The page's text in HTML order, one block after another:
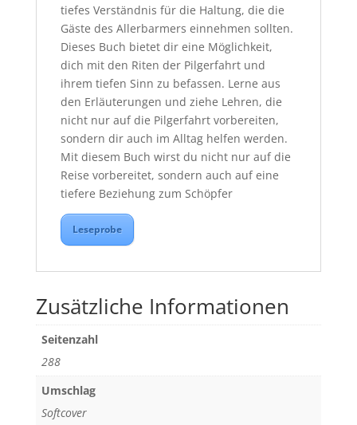
tiefes Verständnis für die Haltung, die die
Gäste des Allerbarmers einnehmen sollten.
Dieses Buch bietet dir eine Möglichkeit,
dich mit den Riten der Pilgerfahrt und
ihrem tiefen Sinn zu befassen. Lerne aus
den Erläuterungen und ziehe Lehren, die
nicht nur auf die Pilgerfahrt vorbereiten,
sondern dir auch im Alltag helfen werden.
Mit diesem Buch wirst du nicht nur auf die
Reise vorbereitet, sondern auch auf eine
tiefere Beziehung zum Schöpfer
Leseprobe
Zusätzliche Informationen
Seitenzahl
288
Umschlag
Softcover